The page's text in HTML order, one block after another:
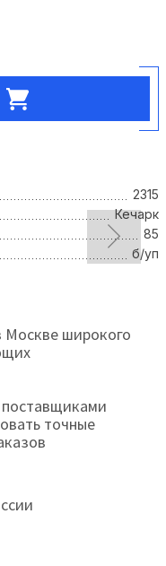
2315
Кечарк
85
б/уп
Москве широкого
точные